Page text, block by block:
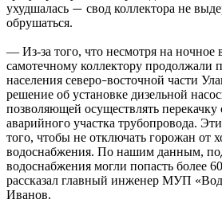
ухудшалась — свод коллектора не
обрушаться.
— Из-за того, что несмотря на ночное
самотечному коллектору продолжали
населения северо–восточной части
решение об установке дизельной
позволяющей осуществлять перекачку
аварийного участка трубопровода.
того, чтобы не отключать горожан от
водоснабжения. По нашим данным,
водоснабжения могли попасть более
рассказал главный инженер МУП
Иванов.